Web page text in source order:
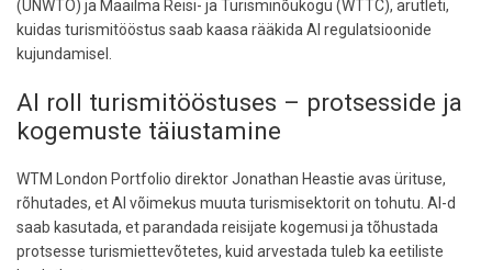
(UNWTO) ja Maailma Reisi- ja Turisminõukogu (WTTC), arutleti,
kuidas turismitööstus saab kaasa rääkida AI regulatsioonide
kujundamisel.
AI roll turismitööstuses – protsesside ja
kogemuste täiustamine
WTM London Portfolio direktor Jonathan Heastie avas ürituse,
rõhutades, et AI võimekus muuta turismisektorit on tohutu. AI-d
saab kasutada, et parandada reisijate kogemusi ja tõhustada
protsesse turismiettevõtetes, kuid arvestada tuleb ka eetiliste